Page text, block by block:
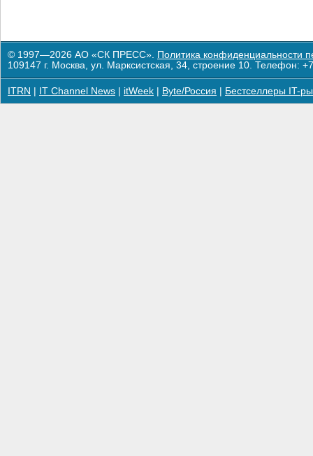
© 1997—2026 АО «СК ПРЕСС». Политика конфиденциальности
109147 г. Москва, ул. Марксистская, 34, строение 10. Телефон:
ITRN IT Channel News itWeek Byte/Россия Бестселлеры IT-